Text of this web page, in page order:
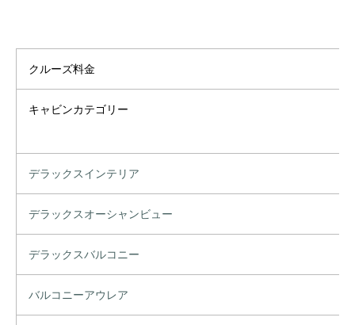
クルーズ料金
キャビンカテゴリー
デラックスインテリア
デラックスオーシャンビュー
デラックスバルコニー
バルコニーアウレア